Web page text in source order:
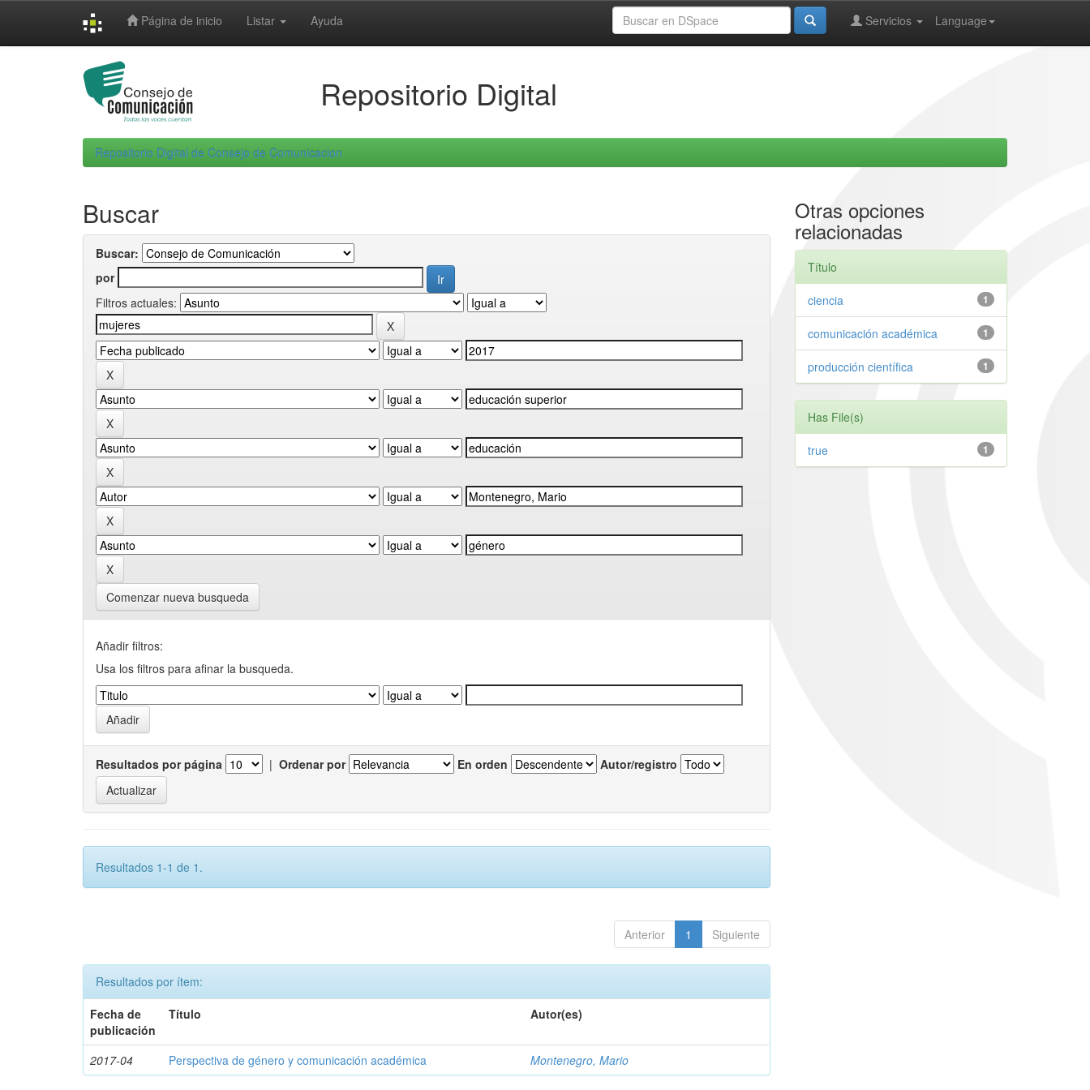
Página de inicio Listar Ayuda Language
Servicios
Repositorio Digital
Repositorio Digital de Consejo de Comunicacion
Buscar
Buscar:
por
Filtros actuales:
Comenzar nueva busqueda
Añadir filtros:
Usa los filtros para afinar la busqueda.
Resultados por página | Ordenar por En orden Autor/registro
Resultados 1-1 de 1.
Anterior 1 Siguiente
Resultados por ítem:
Fecha de
publicación
Título Autor(es)
2017-04 Perspectiva de género y comunicación académica Montenegro, Mario
Otras opciones
relacionadas
Título
1
ciencia
1
comunicación académica
1
producción científica
Has File(s)
1
true